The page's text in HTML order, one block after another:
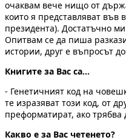
очаквам вече нищо от
които я представляват във
президента). Достатъчно
Опитвам се да пиша
истории, друг е въпросът
Книгите за Вас са...
- Генетичният код на
те изразяват този код, от
преформатират, ако
Какво е за Вас четенето?